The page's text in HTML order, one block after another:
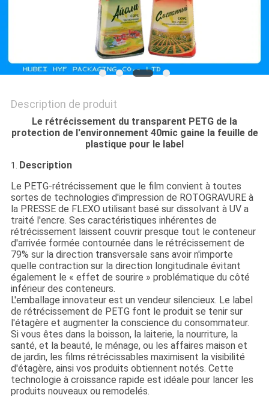
CONFIDENTIALITÉ
Description de produit
Le rétrécissement du transparent PETG de la
protection de l'environnement 40mic gaine la feuille de
plastique pour le label
1. Description
Le PETG-rétrécissement que le film convient à toutes
sortes de technologies d'impression de ROTOGRAVURE à
la PRESSE de FLEXO utilisant basé sur dissolvant à UV a
traité l'encre. Ses caractéristiques inhérentes de
rétrécissement laissent couvrir presque tout le conteneur
d'arrivée formée contournée dans le rétrécissement de
79% sur la direction transversale sans avoir n'importe
quelle contraction sur la direction longitudinale évitant
également le « effet de sourire » problématique du côté
inférieur des conteneurs.
L'emballage innovateur est un vendeur silencieux. Le label
de rétrécissement de PETG font le produit se tenir sur
l'étagère et augmenter la conscience du consommateur.
Si vous êtes dans la boisson, la laiterie, la nourriture, la
santé, et la beauté, le ménage, ou les affaires maison et
de jardin, les films rétrécissables maximisent la visibilité
d'étagère, ainsi vos produits obtiennent notés. Cette
technologie à croissance rapide est idéale pour lancer les
produits nouveaux ou remodelés.